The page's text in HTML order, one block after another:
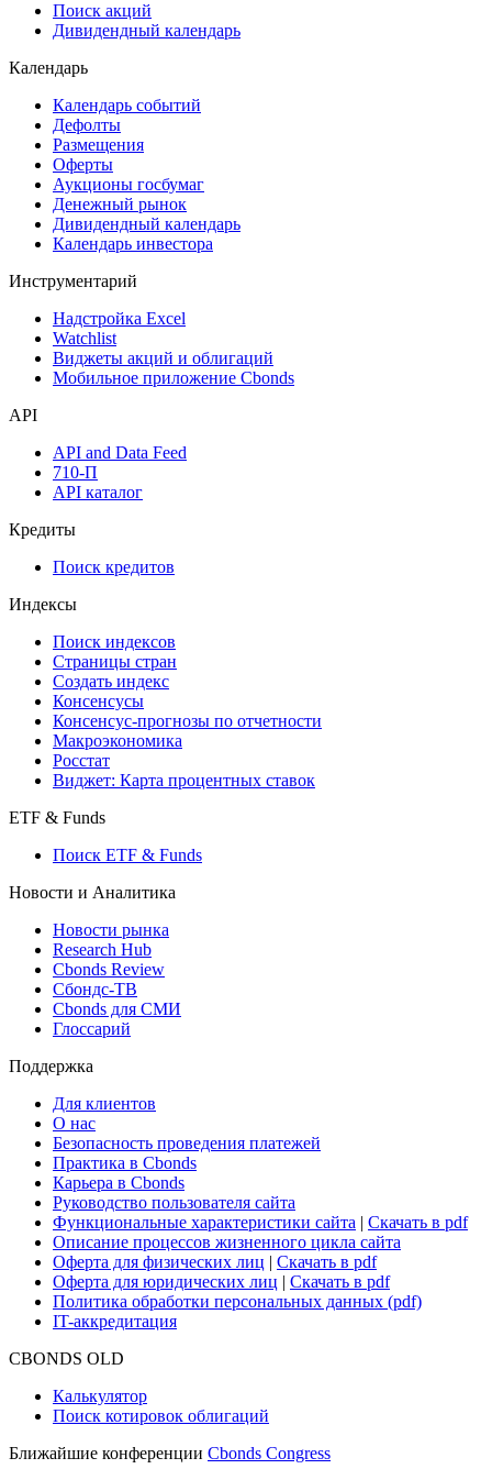
Поиск акций
Дивидендный календарь
Календарь
Календарь событий
Дефолты
Размещения
Оферты
Аукционы госбумаг
Денежный рынок
Дивидендный календарь
Календарь инвестора
Инструментарий
Надстройка Excel
Watchlist
Виджеты акций и облигаций
Мобильное приложение Cbonds
API
API and Data Feed
710-П
API каталог
Кредиты
Поиск кредитов
Индексы
Поиск индексов
Страницы стран
Создать индекс
Консенсусы
Консенсус-прогнозы по отчетности
Макроэкономика
Росстат
Виджет: Карта процентных ставок
ETF & Funds
Поиск ETF & Funds
Новости и Аналитика
Новости рынка
Research Hub
Cbonds Review
Сбондс-ТВ
Cbonds для СМИ
Глоссарий
Поддержка
Для клиентов
О нас
Безопасность проведения платежей
Практика в Cbonds
Карьера в Cbonds
Руководство пользователя сайта
Функциональные характеристики сайта
Скачать в pdf
Описание процессов жизненного цикла сайта
Оферта для физических лиц
Скачать в pdf
Оферта для юридических лиц
Скачать в pdf
Политика обработки персональных данных (pdf)
IT-аккредитация
CBONDS OLD
Калькулятор
Поиск котировок облигаций
Ближайшие конференции Cbonds Congress